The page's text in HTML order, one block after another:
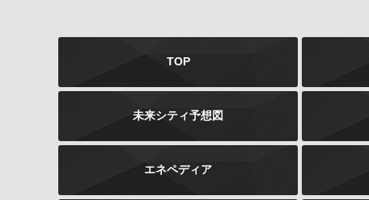
TOP
未来シティ予想図
エネペディア